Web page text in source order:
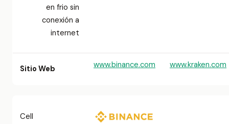
en frio sin
conexión a
internet
Sitio Web www.binance.com www.kraken.com
Cell